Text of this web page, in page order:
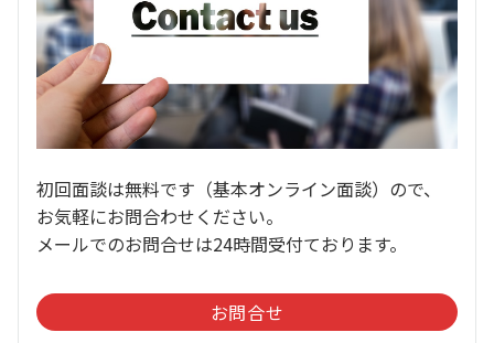
初回面談は無料です（基本オンライン面談）ので、
お気軽にお問合わせください。
メールでのお問合せは24時間受付ております。
お問合せ